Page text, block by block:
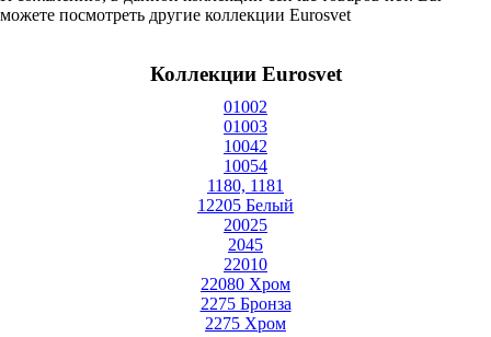
можете посмотреть другие коллекции Eurosvet
Коллекции Eurosvet
01002
01003
10042
10054
1180, 1181
12205 Белый
20025
2045
22010
22080 Хром
2275 Бронза
2275 Хром